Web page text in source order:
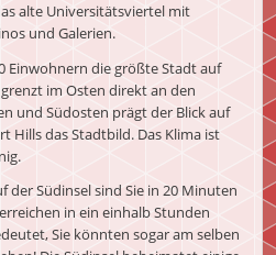
alte Universitätsviertel mit
und Galerien.
Einwohnern die größte Stadt auf
im Osten direkt an den
und Südosten prägt der Blick auf
Hills das Stadtbild. Das Klima ist
der Südinsel sind Sie in 20 Minuten
in ein einhalb Stunden
Sie könnten sogar am selben